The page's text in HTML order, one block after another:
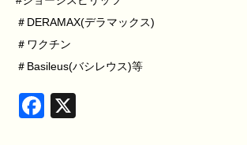
＃DERAMAX(デラマックス)
＃ワクチン
＃Basileus(バシレウス)等
Facebook